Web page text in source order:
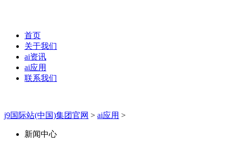
首页
关于我们
ai资讯
ai应用
联系我们
j9国际站(中国)集团官网 > ai应用 >
新闻中心